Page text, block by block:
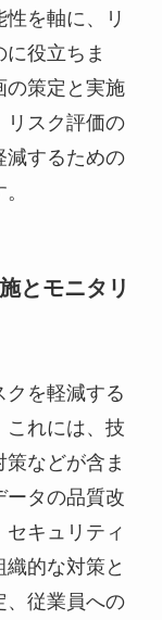
を軸に、リ
役立ちま
の策定と実施
リスク評価の
減するための
とモニタリ
クを軽減する
これには、技
などが含ま
ータの品質改
キュリティ
的な対策と
、従業員への